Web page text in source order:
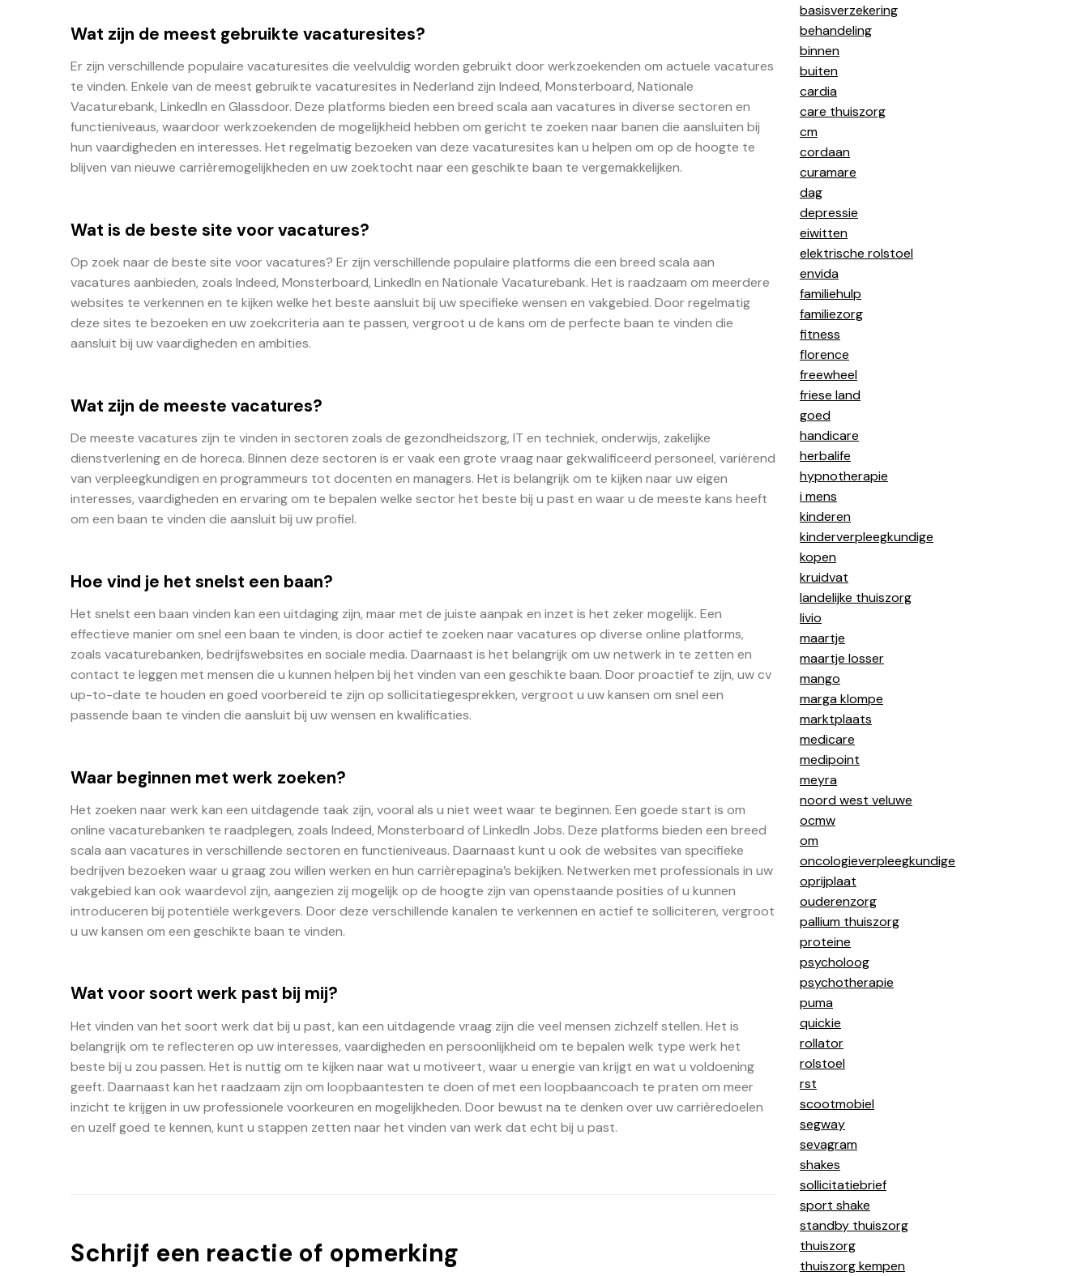
Wat zijn de meest gebruikte vacaturesites?
Er zijn verschillende populaire vacaturesites die veelvuldig worden gebruikt door werkzoekenden om actuele vacatures
te vinden. Enkele van de meest gebruikte vacaturesites in Nederland zijn Indeed, Monsterboard, Nationale
Vacaturebank, LinkedIn en Glassdoor. Deze platforms bieden een breed scala aan vacatures in diverse sectoren en
functieniveaus, waardoor werkzoekenden de mogelijkheid hebben om gericht te zoeken naar banen die aansluiten bij
hun vaardigheden en interesses. Het regelmatig bezoeken van deze vacaturesites kan u helpen om op de hoogte te
blijven van nieuwe carrièremogelijkheden en uw zoektocht naar een geschikte baan te vergemakkelijken.
Wat is de beste site voor vacatures?
Op zoek naar de beste site voor vacatures? Er zijn verschillende populaire platforms die een breed scala aan
vacatures aanbieden, zoals Indeed, Monsterboard, LinkedIn en Nationale Vacaturebank. Het is raadzaam om meerdere
websites te verkennen en te kijken welke het beste aansluit bij uw specifieke wensen en vakgebied. Door regelmatig
deze sites te bezoeken en uw zoekcriteria aan te passen, vergroot u de kans om de perfecte baan te vinden die
aansluit bij uw vaardigheden en ambities.
Wat zijn de meeste vacatures?
De meeste vacatures zijn te vinden in sectoren zoals de gezondheidszorg, IT en techniek, onderwijs, zakelijke
dienstverlening en de horeca. Binnen deze sectoren is er vaak een grote vraag naar gekwalificeerd personeel, variërend
van verpleegkundigen en programmeurs tot docenten en managers. Het is belangrijk om te kijken naar uw eigen
interesses, vaardigheden en ervaring om te bepalen welke sector het beste bij u past en waar u de meeste kans heeft
om een baan te vinden die aansluit bij uw profiel.
Hoe vind je het snelst een baan?
Het snelst een baan vinden kan een uitdaging zijn, maar met de juiste aanpak en inzet is het zeker mogelijk. Een
effectieve manier om snel een baan te vinden, is door actief te zoeken naar vacatures op diverse online platforms,
zoals vacaturebanken, bedrijfswebsites en sociale media. Daarnaast is het belangrijk om uw netwerk in te zetten en
contact te leggen met mensen die u kunnen helpen bij het vinden van een geschikte baan. Door proactief te zijn, uw cv
up-to-date te houden en goed voorbereid te zijn op sollicitatiegesprekken, vergroot u uw kansen om snel een
passende baan te vinden die aansluit bij uw wensen en kwalificaties.
Waar beginnen met werk zoeken?
Het zoeken naar werk kan een uitdagende taak zijn, vooral als u niet weet waar te beginnen. Een goede start is om
online vacaturebanken te raadplegen, zoals Indeed, Monsterboard of LinkedIn Jobs. Deze platforms bieden een breed
scala aan vacatures in verschillende sectoren en functieniveaus. Daarnaast kunt u ook de websites van specifieke
bedrijven bezoeken waar u graag zou willen werken en hun carrièrepagina’s bekijken. Netwerken met professionals in uw
vakgebied kan ook waardevol zijn, aangezien zij mogelijk op de hoogte zijn van openstaande posities of u kunnen
introduceren bij potentiële werkgevers. Door deze verschillende kanalen te verkennen en actief te solliciteren, vergroot
u uw kansen om een geschikte baan te vinden.
Wat voor soort werk past bij mij?
Het vinden van het soort werk dat bij u past, kan een uitdagende vraag zijn die veel mensen zichzelf stellen. Het is
belangrijk om te reflecteren op uw interesses, vaardigheden en persoonlijkheid om te bepalen welk type werk het
beste bij u zou passen. Het is nuttig om te kijken naar wat u motiveert, waar u energie van krijgt en wat u voldoening
geeft. Daarnaast kan het raadzaam zijn om loopbaantesten te doen of met een loopbaancoach te praten om meer
inzicht te krijgen in uw professionele voorkeuren en mogelijkheden. Door bewust na te denken over uw carrièredoelen
en uzelf goed te kennen, kunt u stappen zetten naar het vinden van werk dat echt bij u past.
Schrijf een reactie of opmerking
basisverzekering
behandeling
binnen
buiten
cardia
care thuiszorg
cm
cordaan
curamare
dag
depressie
eiwitten
elektrische rolstoel
envida
familiehulp
familiezorg
fitness
florence
freewheel
friese land
goed
handicare
herbalife
hypnotherapie
i mens
kinderen
kinderverpleegkundige
kopen
kruidvat
landelijke thuiszorg
livio
maartje
maartje losser
mango
marga klompe
marktplaats
medicare
medipoint
meyra
noord west veluwe
ocmw
om
oncologieverpleegkundige
oprijplaat
ouderenzorg
pallium thuiszorg
proteine
psycholoog
psychotherapie
puma
quickie
rollator
rolstoel
rst
scootmobiel
segway
sevagram
shakes
sollicitatiebrief
sport shake
standby thuiszorg
thuiszorg
thuiszorg kempen